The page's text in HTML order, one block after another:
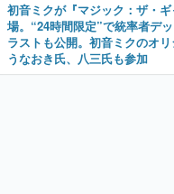
初音ミクが『マジック：ザ・
場。“24時間限定”で統率者デ
ラストも公開。初音ミクのオ
うなおき氏、八三氏も参加